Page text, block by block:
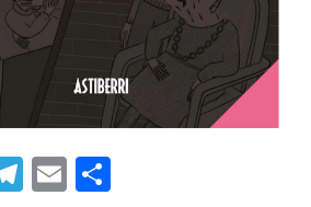
Telegram
Email